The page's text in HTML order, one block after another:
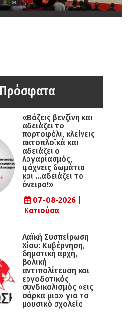
Πρόσφατα
«Βάζεις βενζίνη και
αδειάζει το
πορτοφόλι, κλείνεις
ακτοπλοϊκά και
αδειάζει ο
λογαριασμός,
ψάχνεις δωμάτιο
και …αδειάζει το
όνειρο!»
07-08-2026 |
Κατιούσα
Λαϊκή Συσπείρωση
Χίου: Κυβέρνηση,
δημοτική αρχή,
βολική
αντιπολίτευση και
εργοδοτικός
συνδικαλισμός «εις
σάρκα μια» για το
μουσικό σχολείο